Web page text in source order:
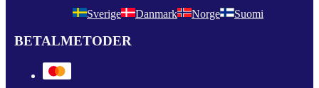
Sverige Danmark Norge Suomi
BETALMETODER